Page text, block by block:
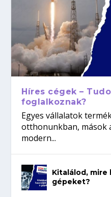
Híres cégek –
foglalkoznak?
Egyes vállalatok
otthonunkban, mások
modern...
Kitalálod, mire
gépeket?